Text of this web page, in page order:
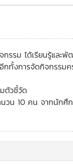
รรม ได้เรียนรู้และ
ทั้งการจัดกิจกรร
ตัวชี้วัด
10 คน จากนักศึก